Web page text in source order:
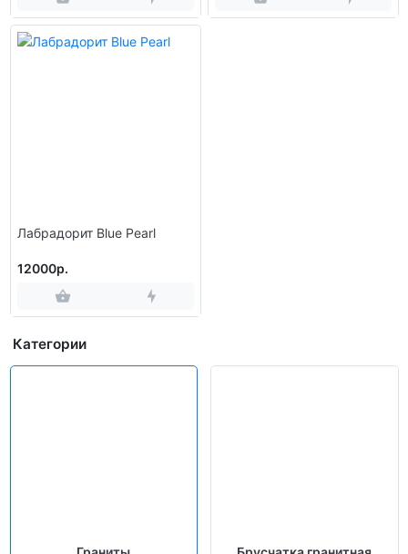
Оливин: 2 %
Апатит: 1,5 %
Лабрадорит Blue Pearl
12000р.
Категории